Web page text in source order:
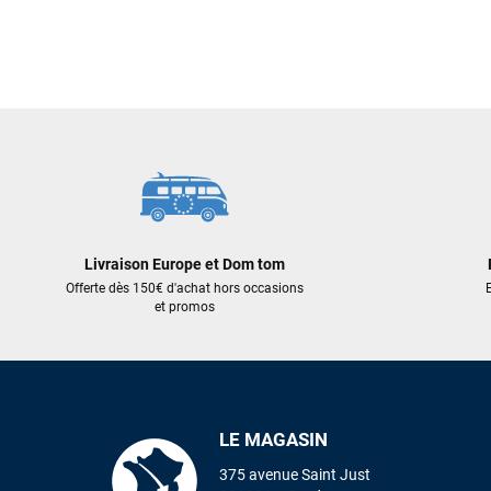
Livraison Europe et Dom tom
Offerte dès 150€ d'achat hors occasions
et promos
LE MAGASIN
375 avenue Saint Just